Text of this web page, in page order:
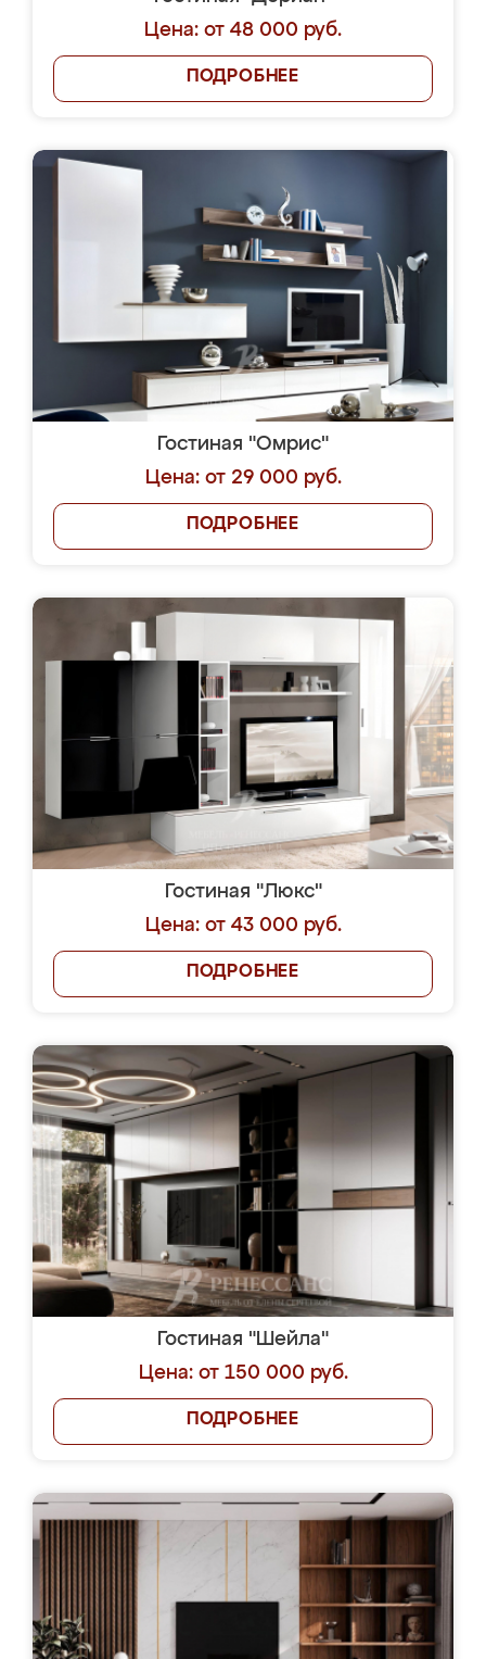
Цена: от 48 000 руб.
ПОДРОБНЕЕ
Гостиная "Омрис"
Цена: от 29 000 руб.
ПОДРОБНЕЕ
Гостиная "Люкс"
Цена: от 43 000 руб.
ПОДРОБНЕЕ
Гостиная "Шейла"
Цена: от 150 000 руб.
ПОДРОБНЕЕ